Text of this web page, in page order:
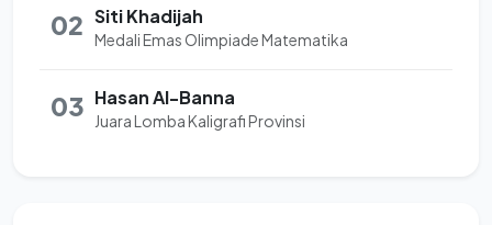
02 Siti Khadijah
Medali Emas Olimpiade Matematika
03 Hasan Al-Banna
Juara Lomba Kaligrafi Provinsi